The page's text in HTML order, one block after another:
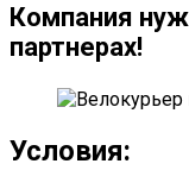
Компания
партнерах!
Условия: